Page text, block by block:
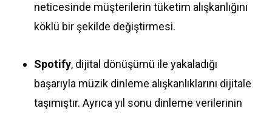
neticesinde müşterilerin tüketim alışkanlığını
köklü bir şekilde değiştirmesi.
Spotify, dijital dönüşümü ile yakaladığı
başarıyla müzik dinleme alışkanlıklarını dijitale
taşımıştır. Ayrıca yıl sonu dinleme verilerinin